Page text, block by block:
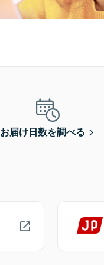
お届け日数を調べる